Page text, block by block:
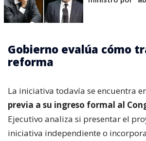
Gobierno evalúa cómo
reforma
La iniciativa todavía se encuentra
previa a su ingreso formal al
Ejecutivo analiza si presentar el
iniciativa independiente o